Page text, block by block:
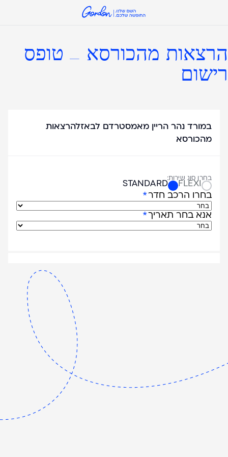
הרצאות מהכורסא - טופס
רישום
מלאו
את
במורד נהר הריין מאמסטרדם לבאזלהרצאות
מהכורסא
בחרו סוג שירות:
FLEXI
STANDARD
בחרו הרכב חדר
אנא בחר תאריך